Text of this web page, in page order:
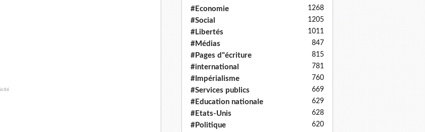
#Economie 1268
#Social 1205
#Libertés 1011
#Médias 847
#Pages d"écriture 815
#international 781
#Impérialisme 760
#Services publics 669
#Education nationale 629
#Etats-Unis 628
#Politique 620